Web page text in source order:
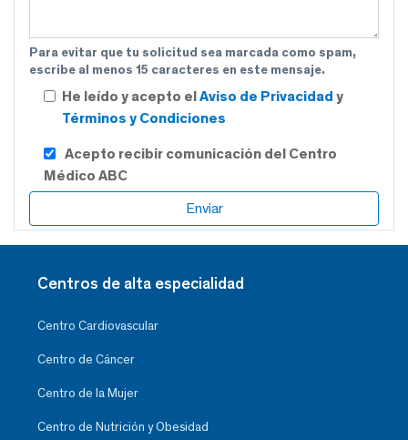
Para evitar que tu solicitud sea marcada como spam,
escribe al menos 15 caracteres en este mensaje.
He leído y acepto elAviso de Privacidad y
Términos y Condiciones
Acepto recibir comunicación del Centro
Médico ABC
Centros de alta especialidad
Centro Cardiovascular
Centro de Cáncer
Centro de la Mujer
Centro de Nutrición y Obesidad